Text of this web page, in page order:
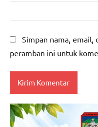
Simpan nama, email,
peramban ini untuk